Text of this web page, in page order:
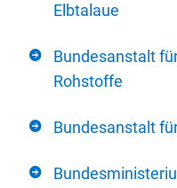
Elbtalaue
Bundesanstalt
Rohstoffe
Bundesanstalt